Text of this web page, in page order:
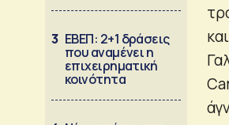
3 ΕΒΕΠ: 2+1 δράσεις
που αναμένει η
επιχειρηματική
κοινότητα